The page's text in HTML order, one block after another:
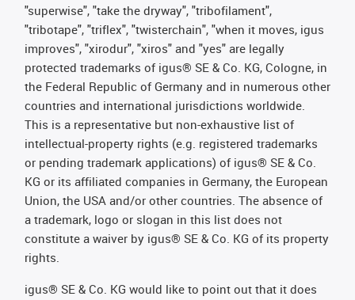
"superwise", "take the dryway", "tribofilament",
"tribotape", "triflex", "twisterchain", "when it moves, igus
improves", "xirodur", "xiros" and "yes" are legally
protected trademarks of igus® SE & Co. KG, Cologne, in
the Federal Republic of Germany and in numerous other
countries and international jurisdictions worldwide.
This is a representative but non-exhaustive list of
intellectual-property rights (e.g. registered trademarks
or pending trademark applications) of igus® SE & Co.
KG or its affiliated companies in Germany, the European
Union, the USA and/or other countries. The absence of
a trademark, logo or slogan in this list does not
constitute a waiver by igus® SE & Co. KG of its property
rights.
igus® SE & Co. KG would like to point out that it does